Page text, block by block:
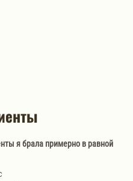
я брала примерно в равной